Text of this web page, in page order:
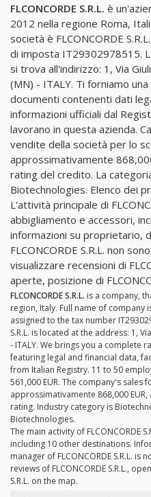
FLCONCORDE S.R.L. è
2012 nella regione Roma,
società è FLCONCORDE
di imposta IT29302978515.
si trova all'indirizzo: 1, Via
(MN) - ITALY. Ti forniamo
documenti contenenti dati
informazioni ufficiali dal
lavorano in questa azienda.
vendite della società per lo
approssimativamente
rating del credito. La
Biotechnologies. Elenco dei
L'attività principale di
abbigliamento e accessori,
informazioni su proprietario,
FLCONCORDE S.R.L. non
visualizzare recensioni di
aperte, posizione di
FLCONCORDE S.R.L. is a company,
region, Italy. Full name of company
assigned to the tax number
S.R.L. is located at the address: 1,
- ITALY. We brings you a complete
featuring legal and financial data,
from Italian Registry. 11 to 50
561,000 EUR. The company's sales
approssimativamente 868,000
rating. Industry category is
Biotechnologies.
The main activity of FLCONCORDE
including 10 other destinations.
manager of FLCONCORDE S.R.L. is
reviews of FLCONCORDE S.R.L.,
S.R.L. on the map.